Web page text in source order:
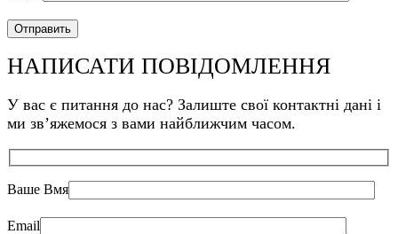
НАПИСАТИ ПОВІДОМЛЕННЯ
У вас є питання до нас? Залиште свої контактні дані і
ми звʼяжемося з вами найближчим часом.
Ваше Bмя
Email